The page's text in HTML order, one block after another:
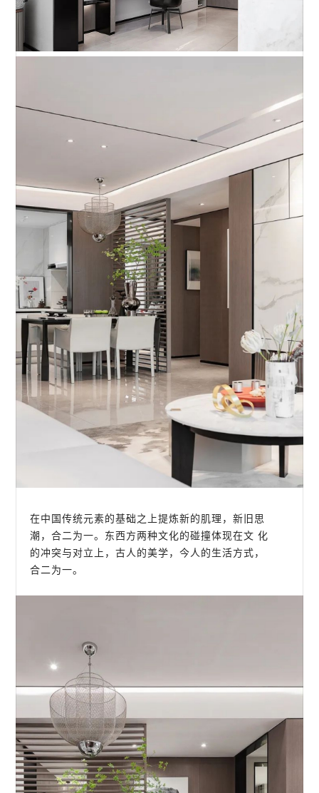
在中国传统元素的基础之上提炼新的肌理，新旧思
潮，合二为一。东西方两种文化的碰撞体现在文 化
的冲突与对立上，古人的美学，今人的生活方式，
合二为一。